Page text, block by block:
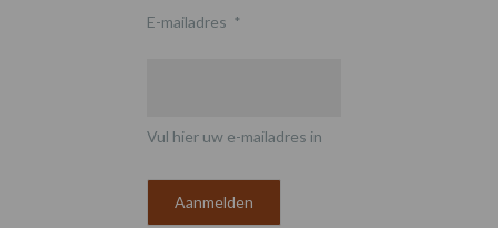
E-mailadres *
Vul hier uw e-mailadres in